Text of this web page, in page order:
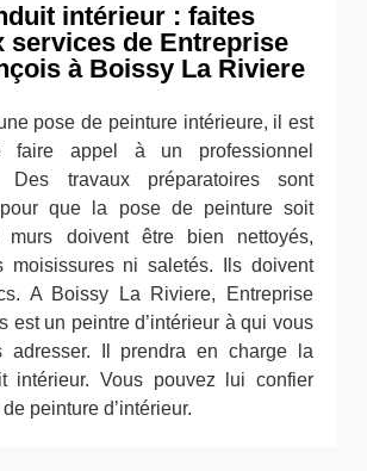
intérieur : faites
services de Entreprise
à Boissy La Riviere
pose de peinture intérieure, il est
faire appel à un professionnel
Des travaux préparatoires sont
pour que la pose de peinture soit
murs doivent être bien nettoyés,
moisissures ni saletés. Ils doivent
A Boissy La Riviere, Entreprise
est un peintre d’intérieur à qui vous
adresser. Il prendra en charge la
intérieur. Vous pouvez lui confier
peinture d’intérieur.